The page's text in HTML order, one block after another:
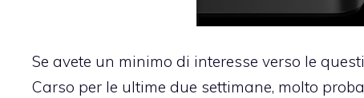
Se avete un minimo di interesse verso le
Carso per le ultime due settimane, molto